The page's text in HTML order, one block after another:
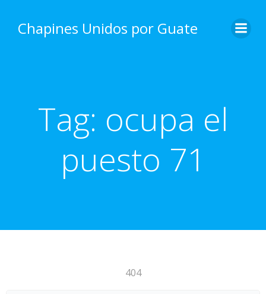
content
Chapines Unidos por Guate
Tag: ocupa el
puesto 71
404